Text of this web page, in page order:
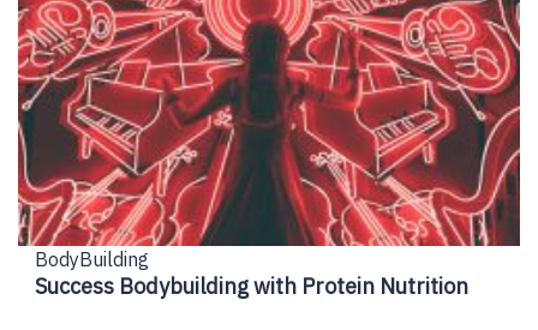
BodyBuilding
Success Bodybuilding with Protein Nutrition